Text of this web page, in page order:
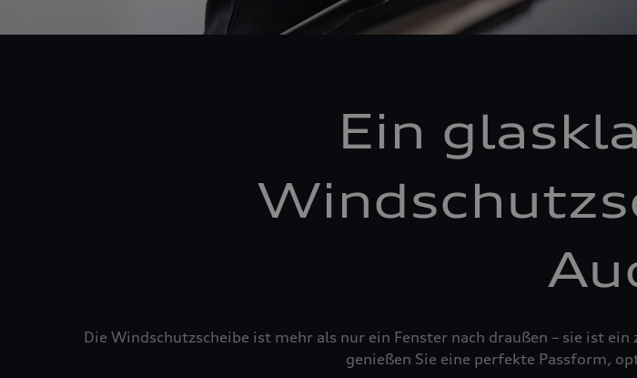
Ein
Die Windschutzscheibe ist mehr als nur ein Fenster nach draußen – sie ist
genießen Sie eine perfekte Passform,